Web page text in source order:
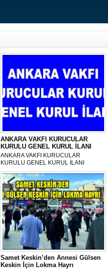
ANKARA VAKFI KURUCULAR
KURULU GENEL KURUL İLANI
ANKARA VAKFI KURUCULAR
KURULU GENEL KURUL İLANI
Samet Keskin’den Annesi Gülsen
Keskin İçin Lokma Hayrı